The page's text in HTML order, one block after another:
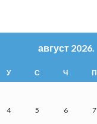
август 2026.
У С Ч П
4 5 6 7